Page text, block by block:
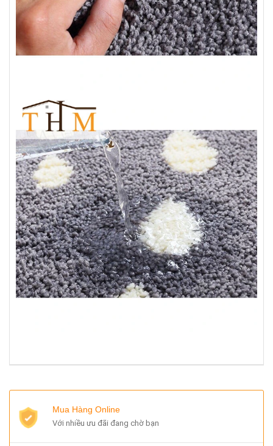
Mua Hàng Online
Với nhiều ưu đãi đang chờ bạn